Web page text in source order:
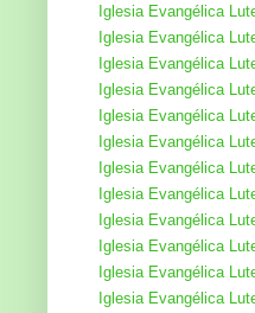
Iglesia Evangélica
Iglesia Evangélica
Iglesia Evangélica
Iglesia Evangélica
Iglesia Evangélica
Iglesia Evangélica
Iglesia Evangélica
Iglesia Evangélica
Iglesia Evangélica
Iglesia Evangélica
Iglesia Evangélica
Iglesia Evangélica